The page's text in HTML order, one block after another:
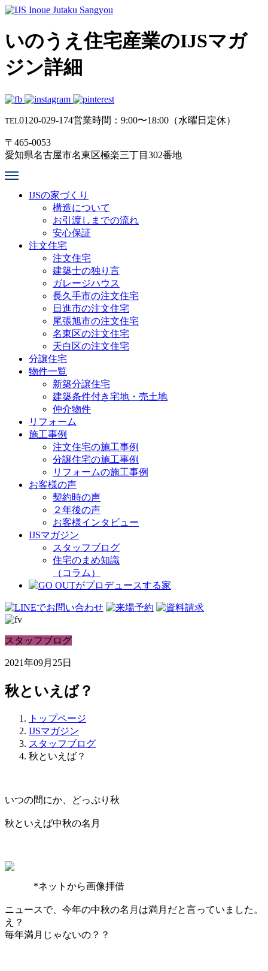
いのうえ住宅産業のIJSマガ
ジン詳細
TEL0120-029-174営業時間：9:00〜18:00（水曜日定休）
〒465-0053
愛知県名古屋市名東区極楽三丁目302番地
IJSの家づくり
構造について
お引渡しまでの流れ
安心保証
注文住宅
注文住宅
建築士の独り言
ガレージハウス
長久手市の注文住宅
日進市の注文住宅
尾張旭市の注文住宅
名東区の注文住宅
天白区の注文住宅
分譲住宅
物件一覧
新築分譲住宅
建築条件付き宅地・売土地
仲介物件
リフォーム
施工事例
注文住宅の施工事例
分譲住宅の施工事例
リフォームの施工事例
お客様の声
契約時の声
２年後の声
お客様インタビュー
IJSマガジン
スタッフブログ
住宅のまめ知識
（コラム）
スタッフブログ
2021年09月25日
秋といえば？
トップページ
IJSマガジン
スタッフブログ
秋といえば？
いつの間にか、どっぷり秋
秋といえば中秋の名月
*ネットから画像拝借
ニュースで、今年の中秋の名月は満月だと言っていました。
え？
毎年満月じゃないの？？